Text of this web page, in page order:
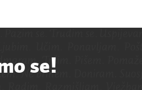
se!